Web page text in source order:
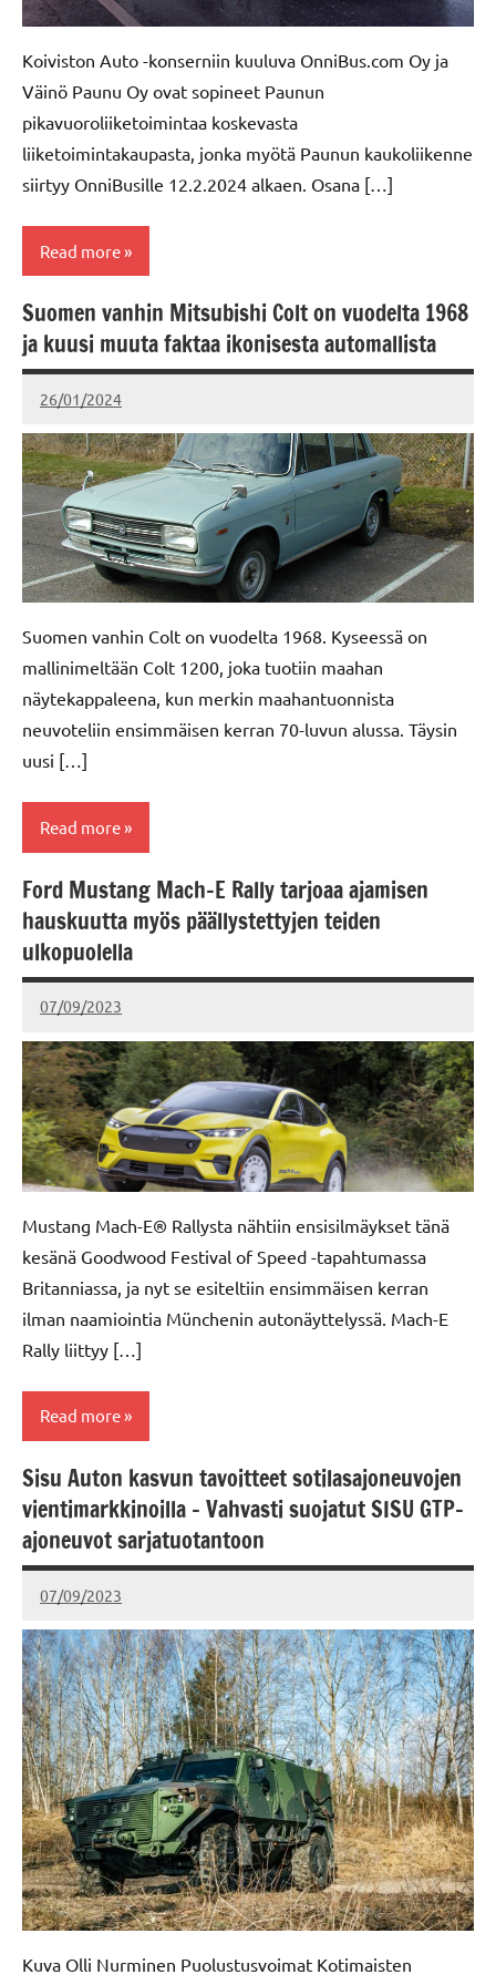
Koiviston Auto -konserniin kuuluva OnniBus.com Oy ja
Väinö Paunu Oy ovat sopineet Paunun
pikavuoroliiketoimintaa koskevasta
liiketoimintakaupasta, jonka myötä Paunun kaukoliikenne
siirtyy OnniBusille 12.2.2024 alkaen. Osana […]
Read more
LINJA-
AUTOLIIKENNE
Suomen vanhin Mitsubishi Colt on vuodelta 1968
ja kuusi muuta faktaa ikonisesta automallista
26/01/2024
kerttuvali
Suomen vanhin Colt on vuodelta 1968. Kyseessä on
mallinimeltään Colt 1200, joka tuotiin maahan
näytekappaleena, kun merkin maahantuonnista
neuvoteliin ensimmäisen kerran 70-luvun alussa. Täysin
uusi […]
Read more
Mitsubishi
Colt
Ford Mustang Mach-E Rally tarjoaa ajamisen
hauskuutta myös päällystettyjen teiden
ulkopuolella
07/09/2023
kerttuvali
Mustang Mach-E® Rallysta nähtiin ensisilmäykset tänä
kesänä Goodwood Festival of Speed -tapahtumassa
Britanniassa, ja nyt se esiteltiin ensimmäisen kerran
ilman naamiointia Münchenin autonäyttelyssä. Mach-E
Rally liittyy […]
Read more
Ford
Sisu Auton kasvun tavoitteet sotilasajoneuvojen
vientimarkkinoilla – Vahvasti suojatut SISU GTP-
ajoneuvot sarjatuotantoon
07/09/2023
kerttuvali
Kuva Olli Nurminen Puolustusvoimat Kotimaisten